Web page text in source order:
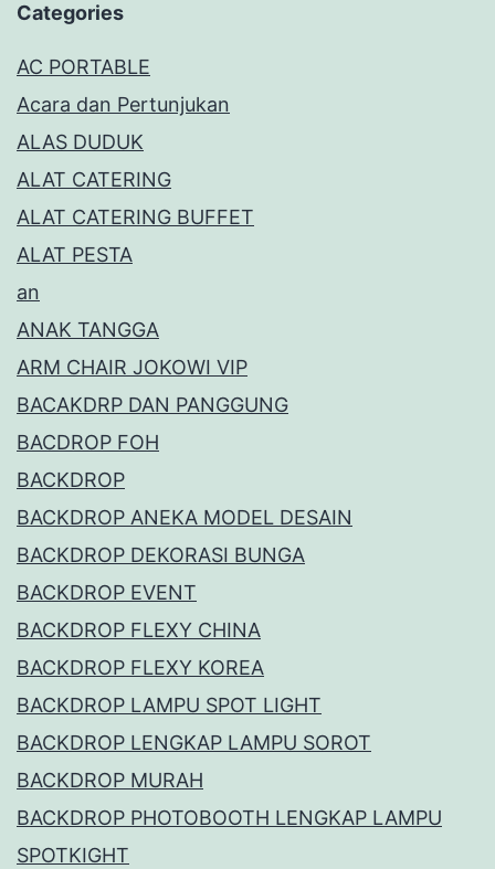
Categories
AC PORTABLE
Acara dan Pertunjukan
ALAS DUDUK
ALAT CATERING
ALAT CATERING BUFFET
ALAT PESTA
an
ANAK TANGGA
ARM CHAIR JOKOWI VIP
BACAKDRP DAN PANGGUNG
BACDROP FOH
BACKDROP
BACKDROP ANEKA MODEL DESAIN
BACKDROP DEKORASI BUNGA
BACKDROP EVENT
BACKDROP FLEXY CHINA
BACKDROP FLEXY KOREA
BACKDROP LAMPU SPOT LIGHT
BACKDROP LENGKAP LAMPU SOROT
BACKDROP MURAH
BACKDROP PHOTOBOOTH LENGKAP LAMPU
SPOTKIGHT